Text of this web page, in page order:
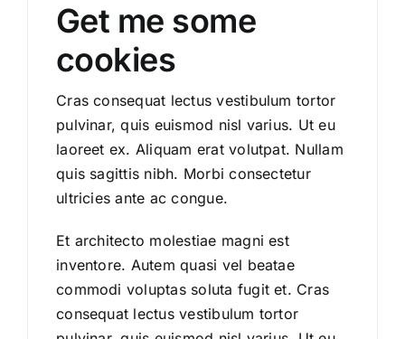
Get me some
cookies
Cras consequat lectus vestibulum tortor
pulvinar, quis euismod nisl varius. Ut eu
laoreet ex. Aliquam erat volutpat. Nullam
quis sagittis nibh. Morbi consectetur
ultricies ante ac congue.
Et architecto molestiae magni est
inventore. Autem quasi vel beatae
commodi voluptas soluta fugit et. Cras
consequat lectus vestibulum tortor